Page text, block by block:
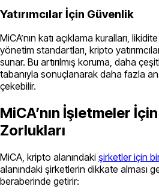
Yatırımcılar İçin Güvenlik
MiCA’nın katı açıklama kuralları,
yönetim standartları, kripto
sunar. Bu artırılmış koruma, daha
tabanıyla sonuçlanarak daha fazla ana
çekebilir.
MiCA’nın İşletmeler
Zorlukları
MiCA, kripto alanındaki şirketler için
alanındaki şirketlerin dikkate alması
beraberinde getirir: